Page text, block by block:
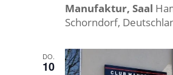
Manufaktur, Saal
Schorndorf,
DO.
10